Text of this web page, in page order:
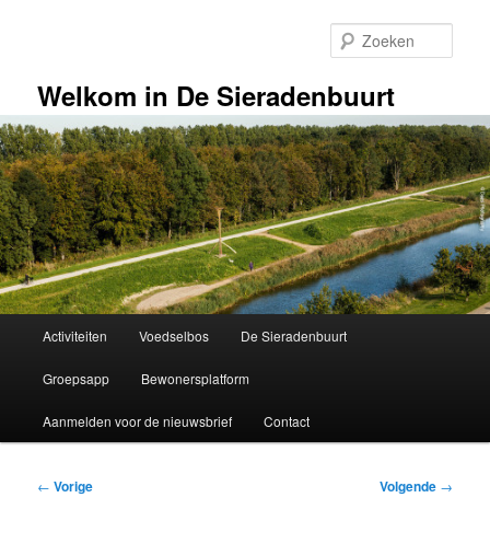
inhoudWelkom in De Sieradenbuurt
Activiteiten Voedselbos De Sieradenbuurt
Groepsapp Bewonersplatform
Aanmelden voor de nieuwsbrief Contact
Bericht
← Vorige Volgende →